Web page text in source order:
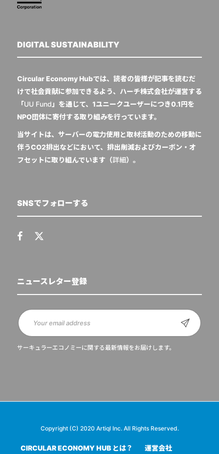
DIGITAL SUSTAINABILITY
Circular Economy Hubでは、読者の皆様が記事を読むだ
けで社会貢献に参加できるよう、ハーチ株式会社が運営する
「UU Fund 」を通じて、1ユニークユーザーにつき0.1円を
NPO団体に寄付する取り組みを行っています。
当サイトは、サーバーの電力使用と取材活動のための移動に
伴うCO2排出などにおいて、排出削減およびカーボン・オ
フセットに取り組んでいます（詳細）。
SNSでフォローする
ニュースレター登録
サーキュラーエコノミーに関する最新情報をお届けします。
Copyright (C) 2020 Artiql Inc. All Rights Reserved.
CIRCULAR ECONOMY HUB とは？ 運営会社